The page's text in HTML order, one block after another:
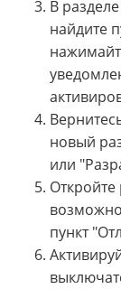
В
найдите
новый
или
пункт